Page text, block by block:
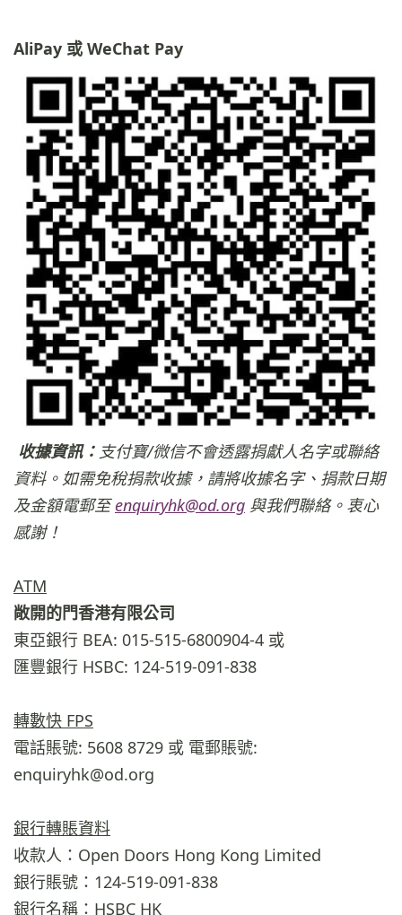
AliPay 或 WeChat Pay
收據資訊： 支付寶/微信不會透露捐獻人名字或聯絡
資料。如需免稅捐款收據，請將收據名字、捐款日期
及金額電郵至enquiryhk@od.org 與我們聯絡。衷心
感謝！
ATM
敞開的門香港有限公司
東亞銀行 BEA: 015-515-6800904-4 或
匯豐銀行 HSBC: 124-519-091-838
轉數快 FPS
電話賬號: 5608 8729 或 電郵賬號:
enquiryhk@od.org
銀行轉賬資料
收款人：Open Doors Hong Kong Limited
銀行賬號：124-519-091-838
銀行名稱：HSBC HK